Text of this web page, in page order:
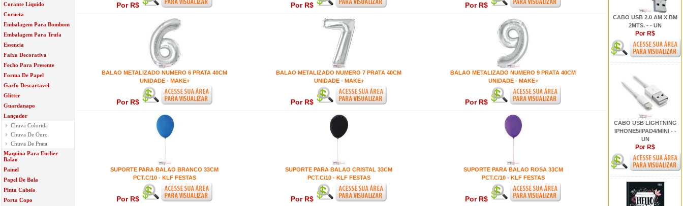
Corante Liquido
Corneta
Embalagem Para Bombom
Embalagem Para Trufa
Essencia
Faixa Decorativa
Fecho Para Presente
Forma De Papel
Garfo Descartavel
Glitter
Guardanapo
Lançador
Chuva Colorida
Chuva De Ouro
Chuva De Prata
Maquina Para Encher
Balao
Painel
Papel De Bala
Pinta Cabelo
Porta Copo
CABO USB 2.0 AM X BM
2MTS. - - UN
Por R$
CABO USB LIGHTNING
IPHONE5/IPAD4/MINI - -
UN
Por R$
Por R$ Por R$ Por R$
BALAO METALIZADO NUMERO 6 PRATA 40CM
UNIDADE - MAKE+
Por R$
BALAO METALIZADO NUMERO 7 PRATA 40CM
UNIDADE - MAKE+
Por R$
BALAO METALIZADO NUMERO 9 PRATA 40CM
UNIDADE - MAKE+
Por R$
SUPORTE PARA BALAO BRANCO 33CM
PCT.C/10 - KLF FESTAS
Por R$
SUPORTE PARA BALAO CRISTAL 33CM
PCT.C/10 - KLF FESTAS
Por R$
SUPORTE PARA BALAO ROSA 33CM
PCT.C/10 - KLF FESTAS
Por R$